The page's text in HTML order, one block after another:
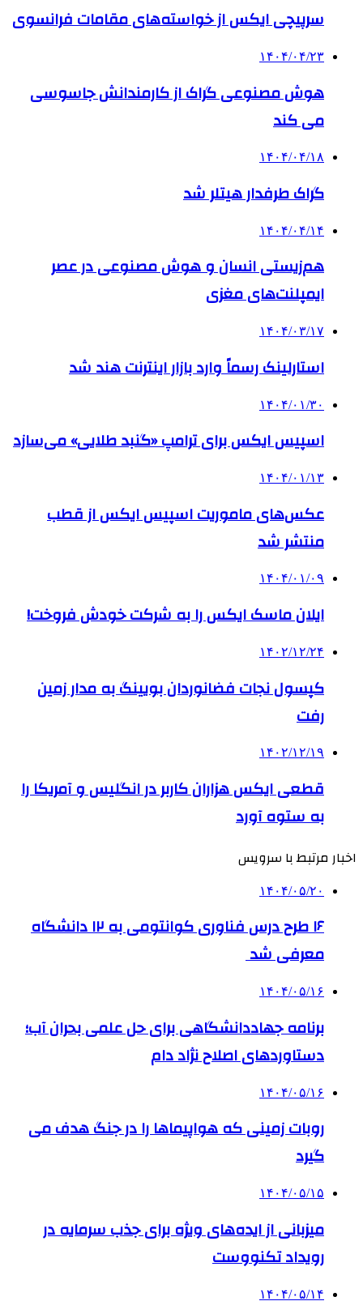
سرپیچی ایکس از خواسته‌های مقامات فرانسوی
۱۴۰۴/۰۴/۲۳
هوش مصنوعی گراک از کارمندانش جاسوسی
می کند
۱۴۰۴/۰۴/۱۸
گراک طرفدار هیتلر شد
۱۴۰۴/۰۴/۱۴
هم‌زیستی انسان و هوش مصنوعی در عصر
ایمپلنت‌های مغزی
۱۴۰۴/۰۳/۱۷
استارلینک رسماً وارد بازار اینترنت هند شد
۱۴۰۴/۰۱/۳۰
اسپیس ایکس برای ترامپ «گنبد طلایی» می‌سازد
۱۴۰۴/۰۱/۱۳
عکس‌های ماموریت اسپیس ایکس از قطب
منتشر شد
۱۴۰۴/۰۱/۰۹
ایلان ماسک ایکس را به شرکت خودش فروخت!
۱۴۰۲/۱۲/۲۴
کپسول نجات فضانوردان بویینگ به مدار زمین
رفت
۱۴۰۲/۱۲/۱۹
قطعی ایکس هزاران کاربر در انگلیس و آمریکا را
به ستوه آورد
اخبار مرتبط با سرویس
۱۴۰۴/۰۵/۲۰
۱۶ طرح درس فناوری کوانتومی به ۱۲ دانشگاه
معرفی شد
۱۴۰۴/۰۵/۱۶
برنامه جهاددانشگاهی برای حل علمی بحران آب؛
دستاوردهای اصلاح نژاد دام
۱۴۰۴/۰۵/۱۶
روبات زمینی که هواپیماها را در جنگ هدف می
گیرد
۱۴۰۴/۰۵/۱۵
میزبانی از ایده‌های ویژه برای جذب سرمایه در
رویداد تکنووست
۱۴۰۴/۰۵/۱۴